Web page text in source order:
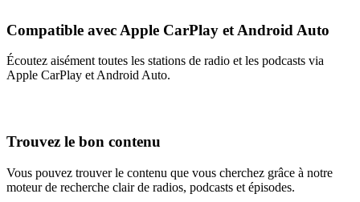
Compatible avec Apple CarPlay et Android Auto
Écoutez aisément toutes les stations de radio et les podcasts via
Apple CarPlay et Android Auto.
Trouvez le bon contenu
Vous pouvez trouver le contenu que vous cherchez grâce à notre
moteur de recherche clair de radios, podcasts et épisodes.